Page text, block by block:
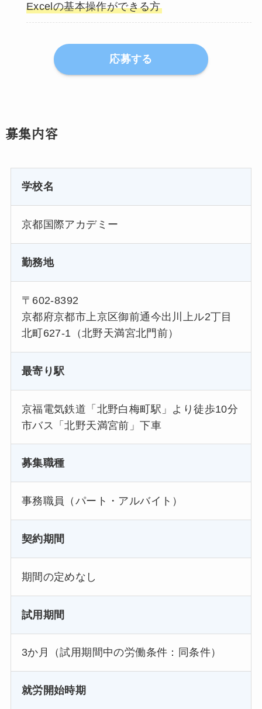
Excelの基本操作ができる方
応募する
募集内容
学校名
京都国際アカデミー
勤務地
〒602-8392
京都府京都市上京区御前通今出川上ル2丁目
北町627-1（北野天満宮北門前）
最寄り駅
京福電気鉄道「北野白梅町駅」より徒歩10分
市バス「北野天満宮前」下車
募集職種
事務職員（パート・アルバイト）
契約期間
期間の定めなし
試用期間
3か月（試用期間中の労働条件：同条件）
就労開始時期